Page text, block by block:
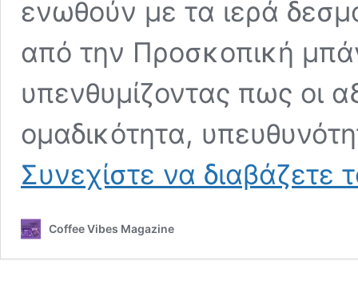
ενωθούν με τα ιερά
από την Προσκοπική
υπενθυμίζοντας πως οι
ομαδικότητα,
Συνεχίστε να διαβάζετε
Coffee Vibes Magazine